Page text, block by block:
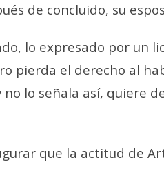
de concluido, su
lo expresado por un
pierda el derecho al
lo señala así, quiere
que la actitud de